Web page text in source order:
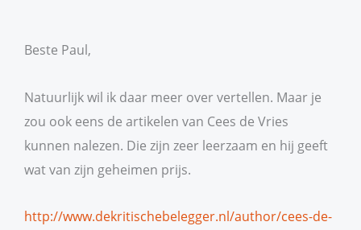
Beste Paul,
Natuurlijk wil ik daar meer over vertellen. Maar je
zou ook eens de artikelen van Cees de Vries
kunnen nalezen. Die zijn zeer leerzaam en hij geeft
wat van zijn geheimen prijs.
http://www.dekritischebelegger.nl/author/cees-de-